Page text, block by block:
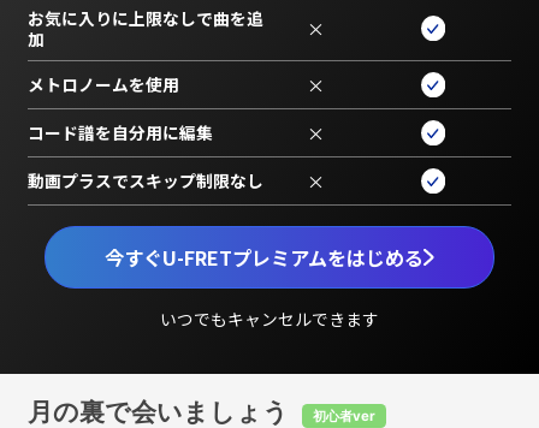
今すぐU-FRETプレミアムをはじめる
いつでもキャンセルできます
お気に入りに上限なしで曲を追
加
×
メトロノームを使用 ×
コード譜を自分用に編集 ×
動画プラスでスキップ制限なし ×
月の裏で会いましょう 初心者ver